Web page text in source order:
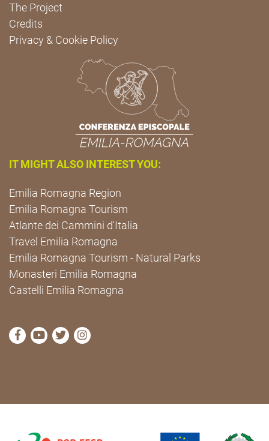
The Project
Credits
Privacy & Cookie Policy
IT MIGHT ALSO INTEREST YOU:
Emilia Romagna Region
Emilia Romagna Tourism
Atlante dei Cammini d'Italia
Travel Emilia Romagna
Emilia Romagna Tourism - Natural Parks
Monasteri Emilia Romagna
Castelli Emilia Romagna
visit Cammini Emilia-Romagna Facebook profile
visit Cammini Emilia-Romagna YouTube profile
visit Cammini Emilia-Romagna Twitter
visit Cammini Emilia-Romagna